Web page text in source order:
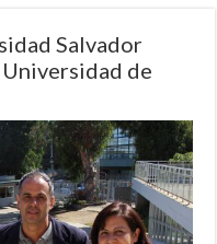
Salvador
de